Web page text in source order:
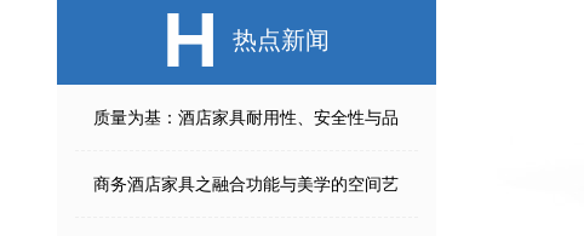
H 热点新闻
质量为基：酒店家具耐用性、安全性与品
商务酒店家具之融合功能与美学的空间艺